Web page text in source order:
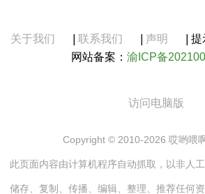
关于我们 联系我们 声明
提
网站备案： 渝ICP备
访问电脑版
Copyright © 2010-2026 哎哟喂
此页面内容由计算机程序自动抓取，以非人
储存、复制、传播、编辑、整理、推荐任何